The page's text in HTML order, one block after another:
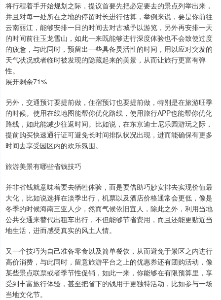
将行程着手开始规划之际，提议首要先把必定要去的景点列举出来，
并且对每一处所在之地的停留时长进行估算，举例来说，要是你前往
云南丽江，能够安排一日的时间去对古城予以游览，另外再安排一天
的时间前往玉龙雪山，如此一来既能够进行深度体验也不会致使过度
的疲惫，与此同时，预留出一些具备灵活性的时间，用以应对突发的
天气状况或者临时被发现的隐藏起来的美景，从而让旅行更富有弹
性。
展开剩余71%
另外，交通预订要提前做，住宿预订也要提前做，特别是在旅游旺季
的时候。使用在线地图能帮你优化路线，使用旅行APP也能帮你优化
路线，如此能减少往返时间。比如说，在东京迪士尼乐园游玩之际，
提前购买快速通行证可避免长时间排队状况出现，进而能确保有更多
时间去享受园区内的欢乐氛围。
旅游美景有哪些省钱技巧
并非省钱就意味着要去牺牲体验，而是要借助巧妙安排去实现价值最
大化，比如说选择在淡季出行，机票以及酒店价格通常会更低，像是
冬季的时候海南三亚人少，然而气候依旧宜人，除此之外，利用当地
公共交通来替代出租车出行，不但能够节省费用，而且还能更贴近当
地生活，进而感受真实的风土人情。
又一个技巧为自己准备零食以及简单餐饮，从而避免于景区之内进行
高价消费，与此同时，留意旅游平台之上的优惠券还有团购活动，像
某些景点联票或者季节性促销，如此一来，你能够在有限预算里，享
受到丰富旅行体验，甚至把省下的钱用于更独特活动，比如参与一场
当地文化节。